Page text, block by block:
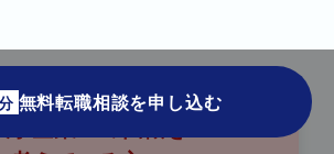
無料転職相談を申し込む